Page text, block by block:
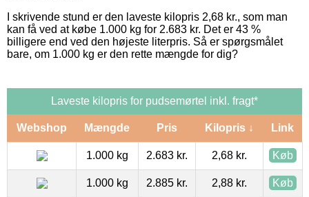
I skrivende stund er den laveste kilopris 2,68 kr., som man
kan få ved at købe 1.000 kg for 2.683 kr. Det er 43 %
billigere end ved den højeste literpris. Så er spørgsmålet
bare, om 1.000 kg er den rette mængde for dig?
Laveste kilopris for pudsemørtel inkl. fragt*
Webshop Mængde Pris Kilopris ↓ Link
1.000 kg 2.683 kr. 2,68 kr. Køb
1.000 kg 2.885 kr. 2,88 kr. Køb